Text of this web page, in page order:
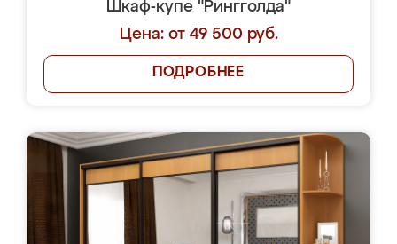
Шкаф-купе "Рингголда"
Цена: от 49 500 руб.
ПОДРОБНЕЕ